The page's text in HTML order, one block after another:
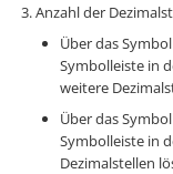
Anzahl der
Über das Symbol
Symbolleiste in
weitere
Über das Symbol
Symbolleiste in
Dezimalstellen